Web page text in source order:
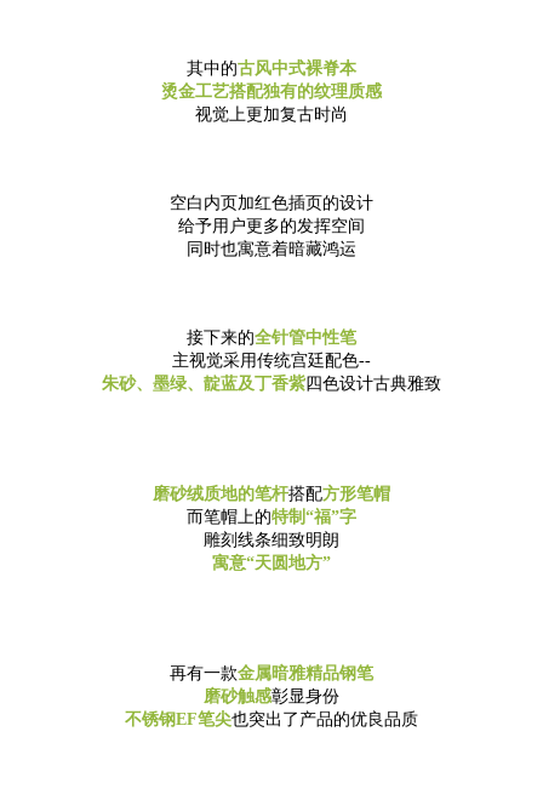
其中的古风中式裸脊本
烫金工艺搭配独有的纹理质感
视觉上更加复古时尚
空白内页加红色插页的设计
给予用户更多的发挥空间
同时也寓意着暗藏鸿运
接下来的全针管中性笔
主视觉采用传统宫廷配色--
朱砂、墨绿、靛蓝及丁香紫四色设计古典雅致
磨砂绒质地的笔杆搭配方形笔帽
而笔帽上的特制“福”字
雕刻线条细致明朗
寓意“天圆地方”
再有一款金属暗雅精品钢笔
磨砂触感彰显身份
不锈钢EF笔尖也突出了产品的优良品质